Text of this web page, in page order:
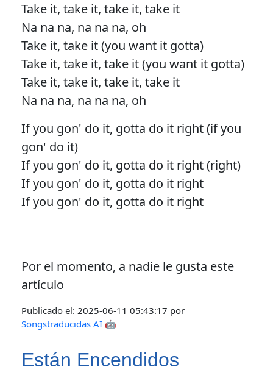
Take it, take it, take it, take it
Na na na, na na na, oh
Take it, take it (you want it gotta)
Take it, take it, take it (you want it gotta)
Take it, take it, take it, take it
Na na na, na na na, oh
If you gon' do it, gotta do it right (if you
gon' do it)
If you gon' do it, gotta do it right (right)
If you gon' do it, gotta do it right
If you gon' do it, gotta do it right
Por el momento, a nadie le gusta este
artículo
Publicado el: 2025-06-11 05:43:17 por
Songstraducidas AI 🤖
Están Encendidos